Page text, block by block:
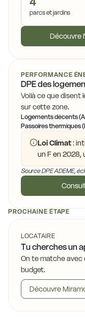
parcs et jardins
Découvre
PERFORMANCE
DPE des
Voilà ce que disent
sur cette zone.
Logements décents (A
Passoires thermiques
Loi Climat:
un F en 2028,
Source DPE ADEME,
PROCHAINE ÉTAPE
LOCATAIRE
Tu cherches un
On te matche avec
budget.
Découvre